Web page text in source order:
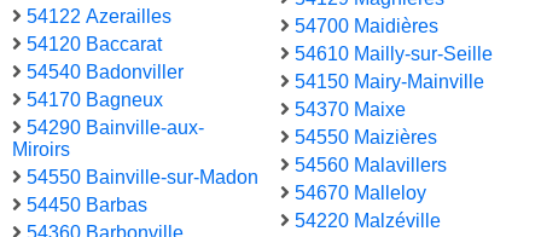
54122 Azerailles
54120 Baccarat
54540 Badonviller
54170 Bagneux
54290 Bainville-aux-
Miroirs
54550 Bainville-sur-Madon
54450 Barbas
54360 Barbonville
54700 Maidières
54610 Mailly-sur-Seille
54150 Mairy-Mainville
54370 Maixe
54550 Maizières
54560 Malavillers
54670 Malleloy
54220 Malzéville